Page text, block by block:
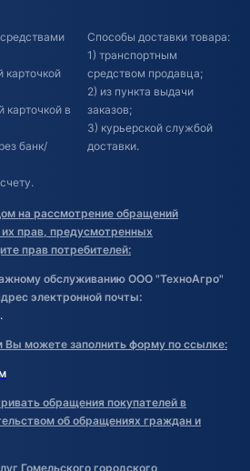
карточкой
карточкой в
банк/
Способы доставки товара:
1) транспортным
средством продавца;
2) из пункта выдачи
заказов;
3) курьерской службой
доставки.
на рассмотрение обращений
прав, предусмотренных
прав потребителей:
обслуживанию ООО "ТехноАгро"
электронной почты:
.
Вы можете заполнить форму по ссылке:
обращения покупателей в
об обращениях граждан и
Гомельского городского